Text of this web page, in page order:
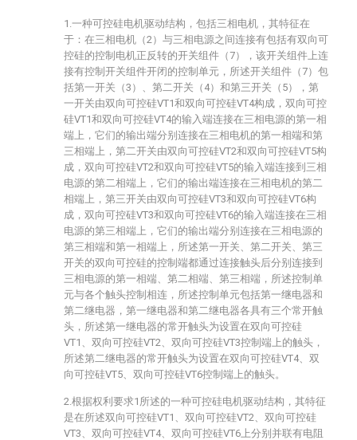
1.一种可控硅电机驱动结构，包括三相电机，其特征在
于：在三相电机（2）与三相电源之间连接有包括有双向可
控硅的控制电机正反转的开关组件（7），该开关组件上连
接有控制开关组件开闭的控制单元，所述开关组件（7）包
括第一开关（3）、第二开关（4）和第三开关（5），第
一开关由双向可控硅VT1和双向可控硅VT4构成，双向可控
硅VT1和双向可控硅VT4的输入端连接在三相电源的第一相
端上，它们的输出端分别连接在三相电机的第一相端和第
三相端上，第二开关由双向可控硅VT2和双向可控硅VT5构
成，双向可控硅VT2和双向可控硅VT5的输入端连接到三相
电源的第二相端上，它们的输出端连接在三相电机的第二
相端上，第三开关由双向可控硅VT3和双向可控硅VT6构
成，双向可控硅VT3和双向可控硅VT6的输入端连接在三相
电源的第三相端上，它们的输出端分别连接在三相电源的
第三相端和第一相端上，所述第一开关、第二开关、第三
开关的双向可控硅的控制端都通过连接触头后分别连接到
三相电源的第一相端、第二相端、第三相端，所述控制单
元与各个触头控制相连，所述控制单元包括第一继电器和
第二继电器，第一继电器和第二继电器各具有三个常开触
头，所述第一继电器的常开触头为设置在双向可控硅
VT1、双向可控硅VT2、双向可控硅VT3控制端上的触头，
所述第二继电器的常开触头为设置在双向可控硅VT4、双
向可控硅VT5、双向可控硅VT6控制端上的触头。
2.根据权利要求1所述的一种可控硅电机驱动结构，其特征
是在所述双向可控硅VT1、双向可控硅VT2、双向可控硅
VT3、双向可控硅VT4、双向可控硅VT6上分别并联有电阻